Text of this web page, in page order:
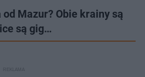
Mazur? Obie krainy są
są gig…